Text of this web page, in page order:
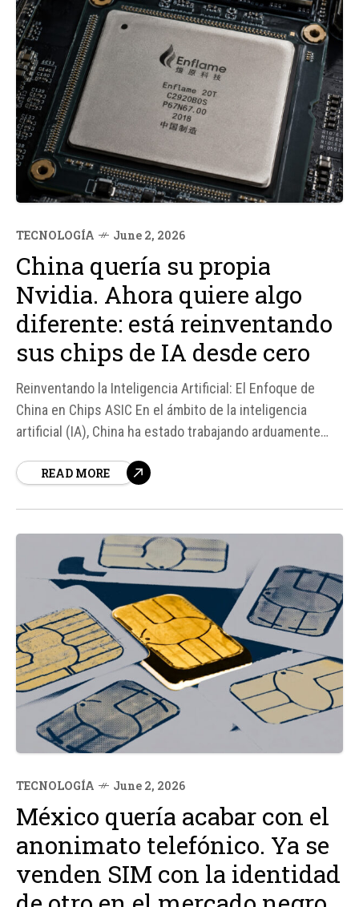
TECNOLOGÍA June 2, 2026
China quería su propia
Nvidia. Ahora quiere algo
diferente: está reinventando
sus chips de IA desde cero
Reinventando la Inteligencia Artificial: El Enfoque de
China en Chips ASIC En el ámbito de la inteligencia
artificial (IA), China ha estado trabajando arduamente
dependencia de empresas extranjeras como Nvidia. Una
READ MORE
TECNOLOGÍA June 2, 2026
México quería acabar con el
anonimato telefónico. Ya se
venden SIM con la identidad